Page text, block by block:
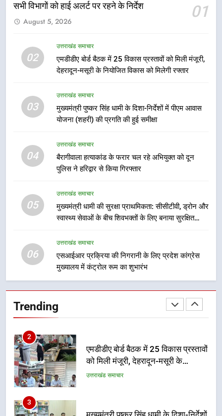
सभी विभागों को हाई अलर्ट पर रहने के निर्देश
01
August 5, 2026
02
उत्तराखंड समाचार
एमडीडीए बोर्ड बैठक में 25 विकास प्रस्तावों को मिली मंजूरी,
देहरादून-मसूरी के नियोजित विकास को मिलेगी रफ्तार
03
उत्तराखंड समाचार
मुख्यमंत्री पुष्कर सिंह धामी के दिशा-निर्देशों में पीएम आवास
योजना (शहरी) की प्रगति की हुई समीक्षा
04
उत्तराखंड समाचार
बैरागीवाला हत्याकांड के फरार चल रहे अभियुक्त को दून
पुलिस ने हरिद्वार से किया गिरफ्तार
05
उत्तराखंड समाचार
मुख्यमंत्री धामी की सुरक्षा प्राथमिकता: सीसीटीवी, ड्रोन और
स्वास्थ्य सेवाओं के बीच शिवभक्तों के लिए बनाया सुरक्षित
06
उत्तराखंड समाचार
एसआईआर प्रक्रिया की निगरानी के लिए प्रदेश कांग्रेस
मुख्यालय में कंट्रोल रूम का शुभारंभ
Trending
6
का शुभारंभ
उत्तराखंड समाचार
ब्लैक स्पॉट होंगे सुरक्षित, हर माह होगी
प्रगति समीक्षा
उत्तराखंड समाचार
महाराज की राजस्थान के मुख्यमंत्री से
शिष्टाचार भेंट पर्यटन और सांस्कृतिक
1
भारी से बहुत भारी वर्षा की चेतावनी के बीच
अलर्ट पर रहने के निर्देश
उत्तराखंड समाचार
को मिली मंजूरी, देहरादून-मसूरी के
नियोजित विकास को मिलेगी रफ्तार
3
मुख्यमंत्री पुष्कर सिंह धामी के दिशा-निर्देशों
में पीएम आवास योजना (शहरी) की प्रगति
की हुई समीक्षा
उत्तराखंड समाचार
4